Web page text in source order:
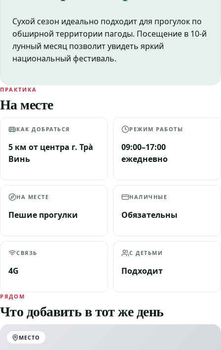
Сухой сезон идеально подходит для прогулок по
обширной территории пагоды. Посещение в 10-й
лунный месяц позволит увидеть яркий
национальный фестиваль.
ПРАКТИКА
На месте
КАК ДОБРАТЬСЯ
5 км от центра г. Трà
Винь
РЕЖИМ РАБОТЫ
09:00–17:00
ежедневно
НА МЕСТЕ
Пешие прогулки
НАЛИЧНЫЕ
Обязательны
СВЯЗЬ
4G
С ДЕТЬМИ
Подходит
РЯДОМ
Что добавить в тот же день
МЕСТО